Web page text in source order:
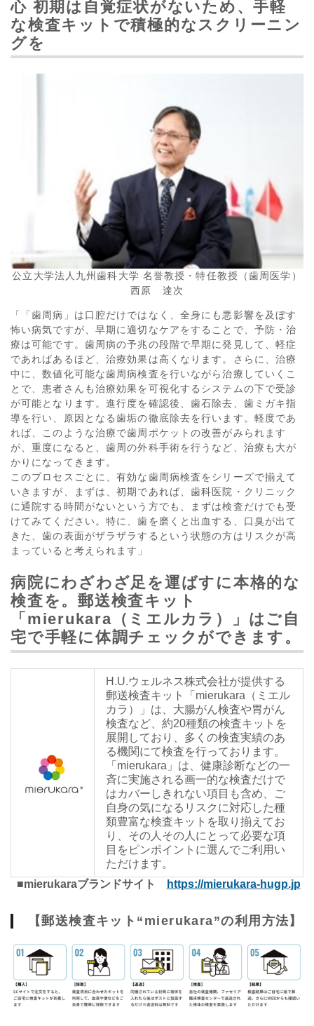
心 初期は自覚症状がないため、手軽
な検査キットで積極的なスクリーニン
グを
公立大学法人九州歯科大学 名誉教授・特任教授（歯周医学）
西原 達次
「「歯周病」は口腔だけではなく、全身にも悪影響を及ぼす
怖い病気ですが、早期に適切なケアをすることで、予防・治
療は可能です。歯周病の予兆の段階で早期に発見して、軽症
であればあるほど、治療効果は高くなります。さらに、治療
中に、数値化可能な歯周病検査を行いながら治療していくこ
とで、患者さんも治療効果を可視化するシステムの下で受診
が可能となります。進行度を確認後、歯石除去、歯ミガキ指
導を行い、原因となる歯垢の徹底除去を行います。軽度であ
れば、このような治療で歯周ポケットの改善がみられます
が、重度になると、歯周の外科手術を行うなど、治療も大が
かりになってきます。
このプロセスごとに、有効な歯周病検査をシリーズで揃えて
いきますが、まずは、初期であれば、歯科医院・クリニック
に通院する時間がないという方でも、まずは検査だけでも受
けてみてください。特に、歯を磨くと出血する、口臭が出て
きた、歯の表面がザラザラするという状態の方はリスクが高
まっていると考えられます」
病院にわざわざ足を運ばすに本格的な
検査を。郵送検査キット
「 mierukara （ミエルカラ）」はご自
宅で手軽に体調チェックができます。
H.U.ウェルネス株式会社が提供する
郵送検査キット「mierukara（ミエル
カラ）」は、大腸がん検査や胃がん
検査など、約20種類の検査キットを
展開しており、多くの検査実績のあ
る機関にて検査を行っております。
「mierukara」は、健康診断などの一
斉に実施される画一的な検査だけで
はカバーしきれない項目も含め、ご
自身の気になるリスクに対応した種
類豊富な検査キットを取り揃えてお
り、その人その人にとって必要な項
目をピンポイントに選んでご利用い
ただけます。
■mierukaraブランドサイト https://mierukara-hugp.jp
【郵送検査キット “mierukara”の利用方法】